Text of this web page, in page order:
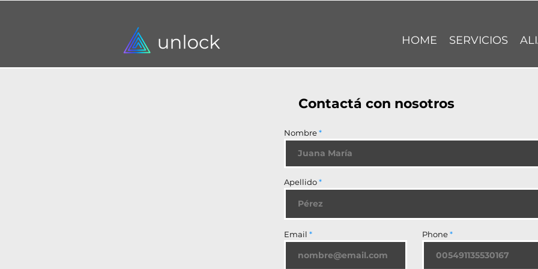
HOME SERVICIOS
Contactá con nosotros
Nombre
Apellido
Email Phone